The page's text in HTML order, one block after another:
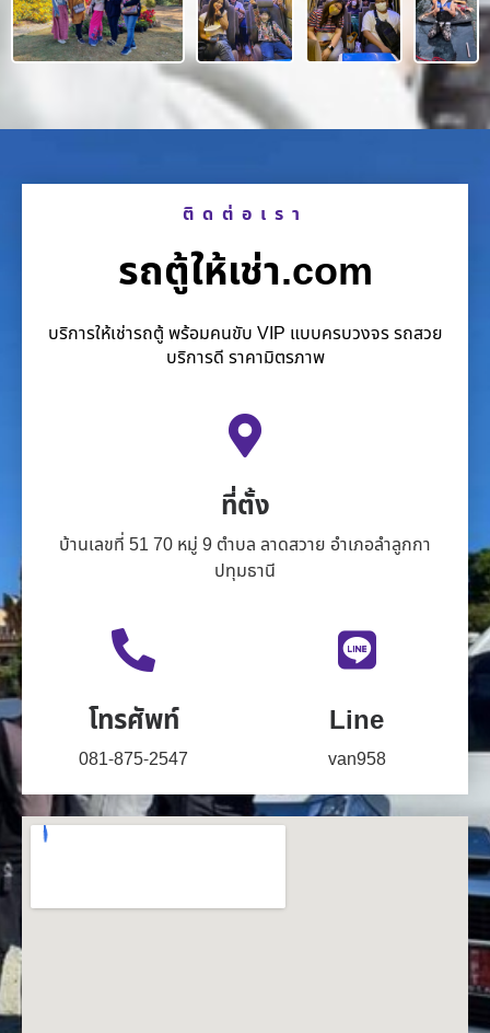
ติดต่อเรา
รถตู้ให้เช่า.com
บริการให้เช่ารถตู้ พร้อมคนขับ VIP แบบครบวงจร รถสวย
บริการดี ราคามิตรภาพ
ที่ตั้ง
บ้านเลขที่ 51 70 หมู่ 9 ตำบล ลาดสวาย อำเภอลำลูกกา
ปทุมธานี
โทรศัพท์
081-875-2547
Line
van958